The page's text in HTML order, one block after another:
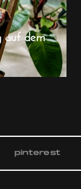
auf dem
pinterest